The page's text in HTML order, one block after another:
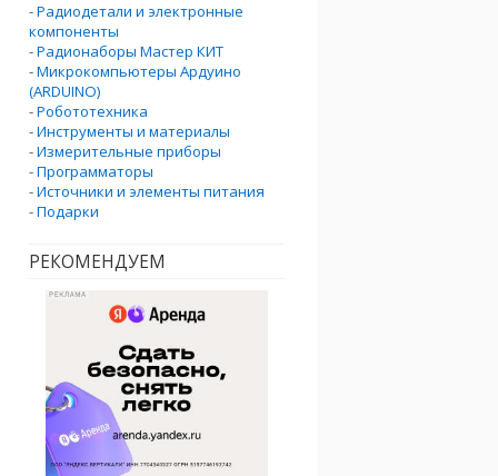
-Радиодетали и электронные
компоненты
-Радионаборы Мастер КИТ
-Микрокомпьютеры Ардуино
(ARDUINO)
-Робототехника
-Инструменты и материалы
-Измерительные приборы
-Программаторы
-Источники и элементы питания
-Подарки
РЕКОМЕНДУЕМ